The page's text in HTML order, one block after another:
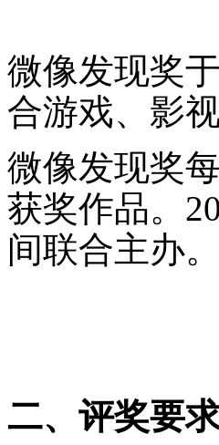
微像发现奖
合游戏、影
微像发现奖
获奖作品。
间联合主办。
二、评奖要求